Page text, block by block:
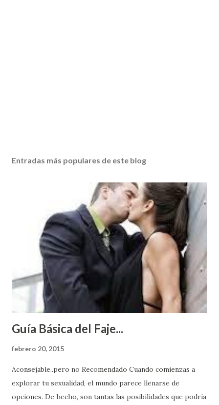
Entradas más populares de este blog
Guía Básica del Faje...
febrero 20, 2015
Aconsejable..pero no Recomendado Cuando comienzas a
explorar tu sexualidad, el mundo parece llenarse de
opciones. De hecho, son tantas las posibilidades que podría